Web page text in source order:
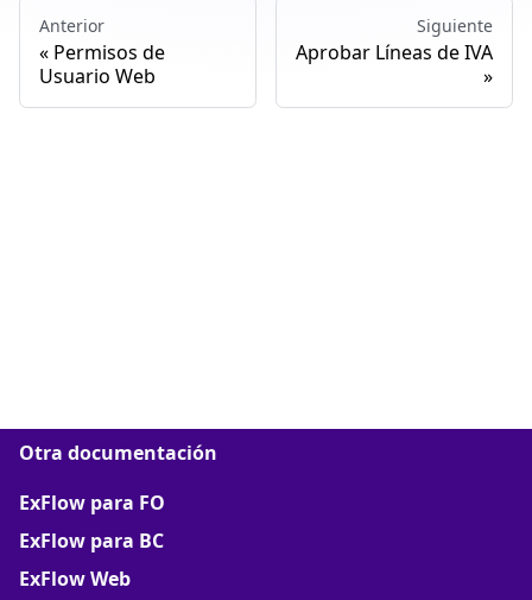
Anterior
Permisos de
Usuario Web
Siguiente
Aprobar Líneas de IVA
Otra documentación
ExFlow para FO
ExFlow para BC
ExFlow Web